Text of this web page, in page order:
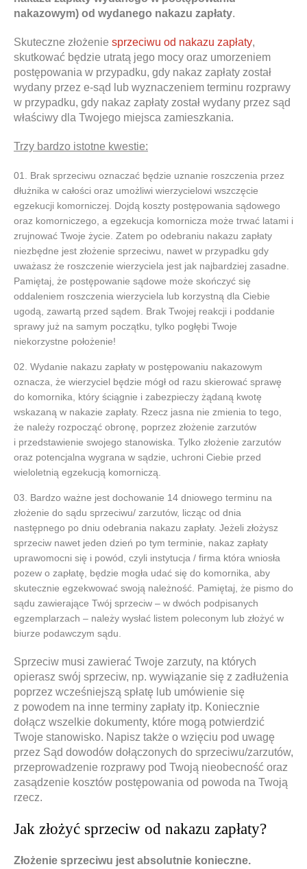
nakazowym) od wydanego nakazu zapłaty.
Skuteczne złożenie sprzeciwu od nakazu zapłaty,
skutkować będzie utratą jego mocy oraz umorzeniem
postępowania w przypadku, gdy nakaz zapłaty został
wydany przez e-sąd lub wyznaczeniem terminu rozprawy
w przypadku, gdy nakaz zapłaty został wydany przez sąd
właściwy dla Twojego miejsca zamieszkania.
Trzy bardzo istotne kwestie:
Brak sprzeciwu oznaczać będzie uznanie roszczenia przez
dłużnika w całości oraz umożliwi wierzycielowi wszczęcie
egzekucji komorniczej. Dojdą koszty postępowania sądowego
oraz komorniczego, a egzekucja komornicza może trwać latami i
zrujnować Twoje życie. Zatem po odebraniu nakazu zapłaty
niezbędne jest złożenie sprzeciwu, nawet w przypadku gdy
uważasz że roszczenie wierzyciela jest jak najbardziej zasadne.
Pamiętaj, że postępowanie sądowe może skończyć się
oddaleniem roszczenia wierzyciela lub korzystną dla Ciebie
ugodą, zawartą przed sądem. Brak Twojej reakcji i poddanie
sprawy już na samym początku, tylko pogłębi Twoje
niekorzystne położenie!
Wydanie nakazu zapłaty w postępowaniu nakazowym
oznacza, że wierzyciel będzie mógł od razu skierować sprawę
do komornika, który ściągnie i zabezpieczy żądaną kwotę
wskazaną w nakazie zapłaty. Rzecz jasna nie zmienia to tego,
że należy rozpocząć obronę, poprzez złożenie zarzutów
i przedstawienie swojego stanowiska. Tylko złożenie zarzutów
oraz potencjalna wygrana w sądzie, uchroni Ciebie przed
wieloletnią egzekucją komorniczą.
Bardzo ważne jest dochowanie 14 dniowego terminu na
złożenie do sądu sprzeciwu/ zarzutów, licząc od dnia
następnego po dniu odebrania nakazu zapłaty. Jeżeli złożysz
sprzeciw nawet jeden dzień po tym terminie, nakaz zapłaty
uprawomocni się i powód, czyli instytucja / firma która wniosła
pozew o zapłatę, będzie mogła udać się do komornika, aby
skutecznie egzekwować swoją należność. Pamiętaj, że pismo do
sądu zawierające Twój sprzeciw – w dwóch podpisanych
egzemplarzach – należy wysłać listem poleconym lub złożyć w
biurze podawczym sądu.
Sprzeciw musi zawierać Twoje zarzuty, na których
opierasz swój sprzeciw, np. wywiązanie się z zadłużenia
poprzez wcześniejszą spłatę lub umówienie się
z powodem na inne terminy zapłaty itp. Koniecznie
dołącz wszelkie dokumenty, które mogą potwierdzić
Twoje stanowisko. Napisz także o wzięciu pod uwagę
przez Sąd dowodów dołączonych do sprzeciwu/zarzutów,
przeprowadzenie rozprawy pod Twoją nieobecność oraz
zasądzenie kosztów postępowania od powoda na Twoją
rzecz.
Jak złożyć sprzeciw od nakazu zapłaty?
Złożenie sprzeciwu jest absolutnie konieczne.